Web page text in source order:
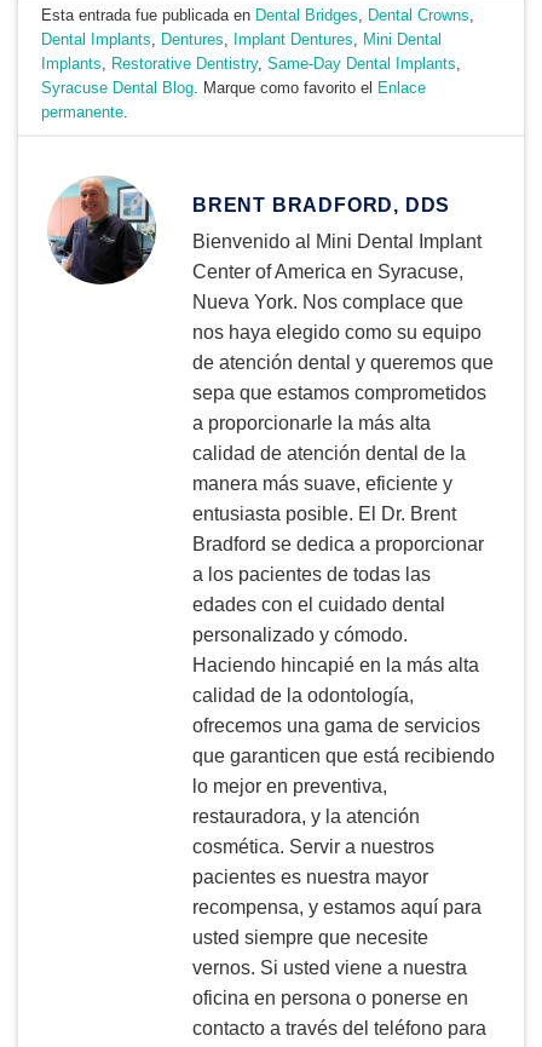
Esta entrada fue publicada en Dental Bridges, Dental Crowns,
Dental Implants, Dentures, Implant Dentures, Mini Dental
Implants, Restorative Dentistry,Same-Day Dental Implants,
Syracuse Dental Blog. Marque como favorito el Enlace
permanente.
BRENT BRADFORD, DDS
Bienvenido al Mini Dental Implant
Center of America en Syracuse,
Nueva York. Nos complace que
nos haya elegido como su equipo
de atención dental y queremos que
sepa que estamos comprometidos
a proporcionarle la más alta
calidad de atención dental de la
manera más suave, eficiente y
entusiasta posible. El Dr. Brent
Bradford se dedica a proporcionar
a los pacientes de todas las
edades con el cuidado dental
personalizado y cómodo.
Haciendo hincapié en la más alta
calidad de la odontología,
ofrecemos una gama de servicios
que garanticen que está recibiendo
lo mejor en preventiva,
restauradora, y la atención
cosmética. Servir a nuestros
pacientes es nuestra mayor
recompensa, y estamos aquí para
usted siempre que necesite
vernos. Si usted viene a nuestra
oficina en persona o ponerse en
contacto a través del teléfono para